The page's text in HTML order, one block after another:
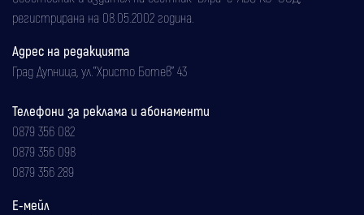
регистрирана на 08.05.2002 година.
Адрес на редакцията
Град Дупница, ул.''Христо Ботев" 43
Телефони за реклама и абонаменти
0879 356 082
0879 356 098
0879 356 289
Е-мейл